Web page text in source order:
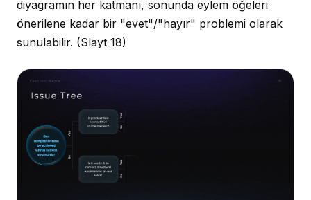
diyagramın her katmanı, sonunda eylem öğeleri
önerilene kadar bir "evet"/"hayır" problemi olarak
sunulabilir. (Slayt 18)